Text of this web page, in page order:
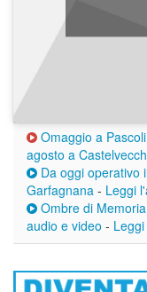
Omaggio a
agosto a
Da oggi operativo
Garfagnana - Leggi
Ombre di
audio e video -